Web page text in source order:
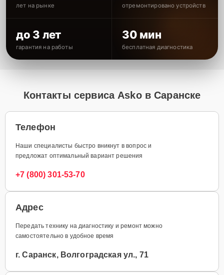
лет на рынке отремонтировано устройств
до 3 лет
гарантия на работы
30 мин
бесплатная диагностика
Контакты сервиса Asko в Саранске
Телефон
Наши специалисты быстро вникнут в вопрос и
предложат оптимальный вариант решения
+7 (800) 301-53-70
Адрес
Передать технику на диагностику и ремонт можно
самостоятельно в удобное время
г. Саранск, Волгоградская ул., 71